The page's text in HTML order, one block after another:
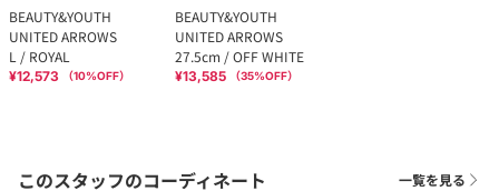
BEAUTY&YOUTH
UNITED ARROWS
L / ROYAL
¥12,573 （10%OFF）
BEAUTY&YOUTH
UNITED ARROWS
27.5cm / OFF WHITE
¥13,585 （35%OFF）
このスタッフのコーディネート 一覧を見る